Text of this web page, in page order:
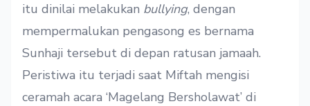
itu dinilai melakukan bullying, dengan
mempermalukan pengasong es bernama
Sunhaji tersebut di depan ratusan jamaah.
Peristiwa itu terjadi saat Miftah mengisi
ceramah acara ‘Magelang Bersholawat’ di